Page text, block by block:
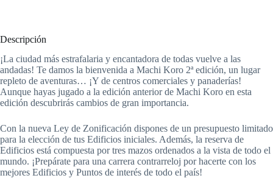
Descripción
¡La ciudad más estrafalaria y encantadora de todas vuelve a las
andadas! Te damos la bienvenida a Machi Koro 2ª edición, un lugar
repleto de aventuras… ¡Y de centros comerciales y panaderías!
Aunque hayas jugado a la edición anterior de Machi Koro en esta
edición descubrirás cambios de gran importancia.
Con la nueva Ley de Zonificación dispones de un presupuesto limitado
para la elección de tus Edificios iniciales. Además, la reserva de
Edificios está compuesta por tres mazos ordenados a la vista de todo el
mundo. ¡Prepárate para una carrera contrarreloj por hacerte con los
mejores Edificios y Puntos de interés de todo el país!